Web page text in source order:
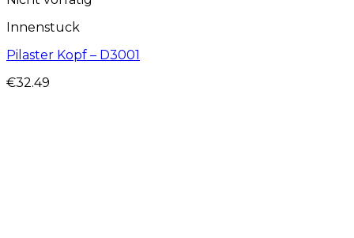
Innenstuck
Pilaster Kopf – D3001
€32.49